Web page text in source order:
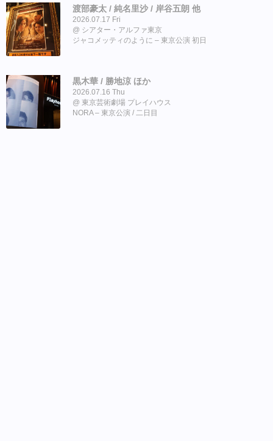
渡部豪太 / 純名里沙 / 岸谷五朗 他
2026.07.17 Fri
シアター・アルファ東京
ジャコメッティのように – 東京公演 初日
黒木華 / 勝地涼 ほか
2026.07.16 Thu
東京芸術劇場 プレイハウス
NORA – 東京公演 / 二日目